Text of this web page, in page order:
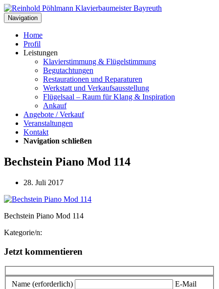
Navigation
Home
Profil
Leistungen
Klavierstimmung & Flügelstimmung
Begutachtungen
Restaurationen und Reparaturen
Werkstatt und Verkaufsausstellung
Flügelsaal – Raum für Klang & Inspiration
Ankauf
Angebote / Verkauf
Veranstaltungen
Kontakt
Navigation schließen
Bechstein Piano Mod 114
28. Juli 2017
Bechstein Piano Mod 114
Kategorie/n:
Jetzt kommentieren
Name (erforderlich)
E-Mail